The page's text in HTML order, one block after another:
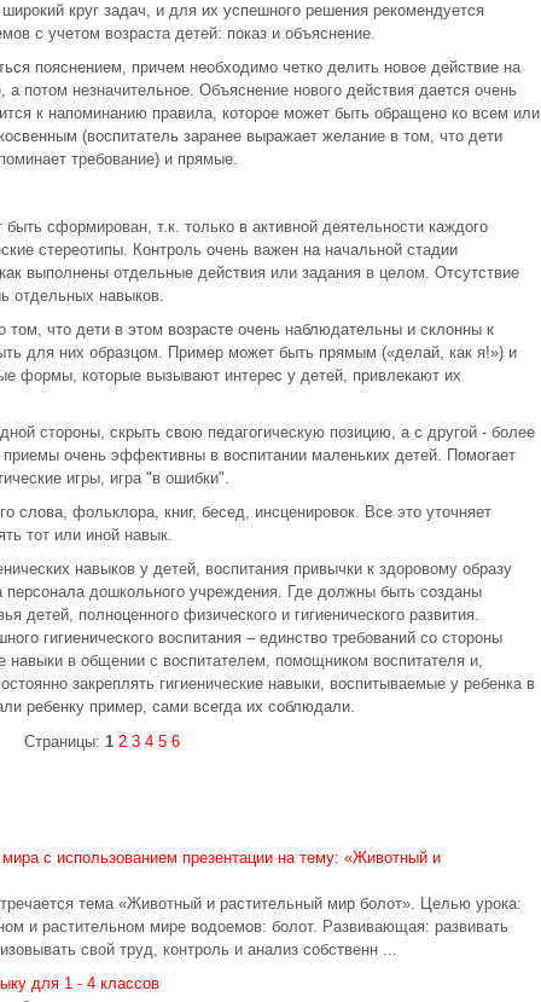
круг задач, и для их успешного решения рекомендуется
с учетом возраста детей: показ и объяснение.
пояснением, причем необходимо четко делить новое действие на
потом незначительное. Объяснение нового действия дается очень
к напоминанию правила, которое может быть обращено ко всем или
(воспитатель заранее выражает желание в том, что дети
требование) и прямые.
сформирован, т.к. только в активной деятельности каждого
стереотипы. Контроль очень важен на начальной стадии
выполнены отдельные действия или задания в целом. Отсутствие
отдельных навыков.
что дети в этом возрасте очень наблюдательны и склонны к
для них образцом. Пример может быть прямым («делай, как я!») и
формы, которые вызывают интерес у детей, привлекают их
стороны, скрыть свою педагогическую позицию, а с другой - более
очень эффективны в воспитании маленьких детей. Помогает
игры, игра "в ошибки".
слова, фольклора, книг, бесед, инсценировок. Все это уточняет
тот или иной навык.
навыков у детей, воспитания привычки к здоровому образу
персонала дошкольного учреждения. Где должны быть созданы
детей, полноценного физического и гигиенического развития.
гигиенического воспитания – единство требований со стороны
навыки в общении с воспитателем, помощником воспитателя и,
закреплять гигиенические навыки, воспитываемые у ребенка в
ребенку пример, сами всегда их соблюдали.
Страницы: 1 2 3 4 5 6
с использованием презентации на тему: «Животный и
тема «Животный и растительный мир болот». Целью урока:
и растительном мире водоемов: болот. Развивающая: развивать
свой труд, контроль и анализ собственн ...
для 1 - 4 классов